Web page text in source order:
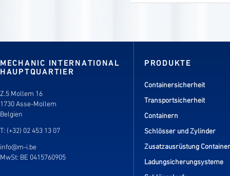
MECHANIC INTERNATIONAL
HAUPTQUARTIER
Z.5 Mollem 16
1730 Asse-Mollem
Belgien
T: (+32) 02 453 13 07
info@m-i.be
MwSt: BE 0415760905
PRODUKTE
Containersicherheit
Transportsicherheit
Containern
Schlösser und Zylinder
Zusatzausrüstung
Ladungsicherungsysteme